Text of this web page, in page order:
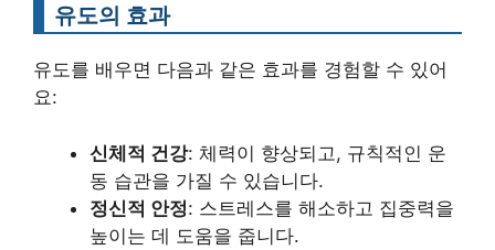
유도의 효과
유도를 배우면 다음과 같은 효과를 경험할 수 있어
요:
신체적 건강: 체력이 향상되고, 규칙적인 운
동 습관을 가질 수 있습니다.
정신적 안정: 스트레스를 해소하고 집중력을
높이는 데 도움을 줍니다.